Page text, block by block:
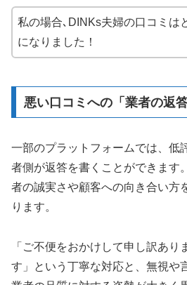
私の場合､DINKs夫婦の口コミは
になりました！
悪い口コミへの「業者の返
一部のプラットフォームでは、低
者側が返答を書くことができます
者の誠実さや顧客への向き合い方
ります。
「ご不便をおかけして申し訳あり
す」という丁寧な対応と、無視や